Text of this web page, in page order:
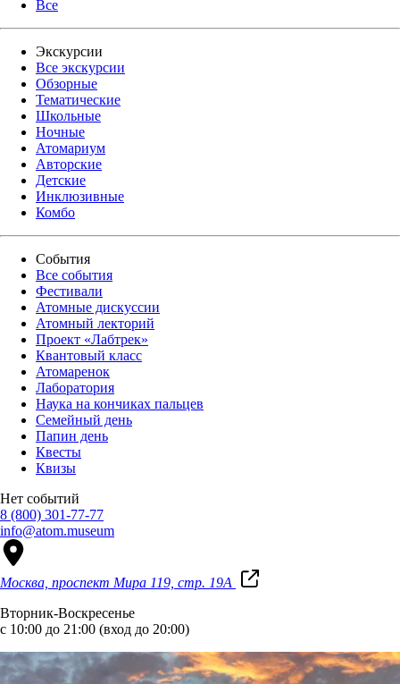
Все
Экскурсии
Все экскурсии
Обзорные
Тематические
Школьные
Ночные
Атомариум
Авторские
Детские
Инклюзивные
Комбо
События
Все события
Фестивали
Атомные дискуссии
Атомный лекторий
Проект «Лабтрек»
Квантовый класс
Атомаренок
Лаборатория
Наука на кончиках пальцев
Семейный день
Папин день
Квесты
Квизы
Нет событий
8 (800) 301-77-77
info@atom.museum
Москва, проспект Мира 119, стр. 19А
Вторник-Воскресенье
с 10:00 до 21:00 (вход до 20:00)